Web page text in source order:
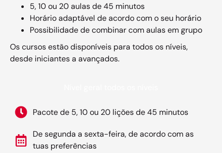
5, 10 ou 20 aulas de 45 minutos
Horário adaptável de acordo com o seu horário
Possibilidade de combinar com aulas em grupo
Os cursos estão disponíveis para todos os níveis,
desde iniciantes a avançados.
Pacote de 5, 10 ou 20 lições de 45 minutos
De segunda a sexta-feira, de acordo com as
tuas preferências